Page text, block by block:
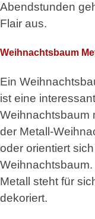
Abendstunden
Flair aus.
Weihnachtsbaum
Ein
ist eine
Weihnachtsbaum
der Metall-
oder orientiert
Metall steht für
dekoriert.